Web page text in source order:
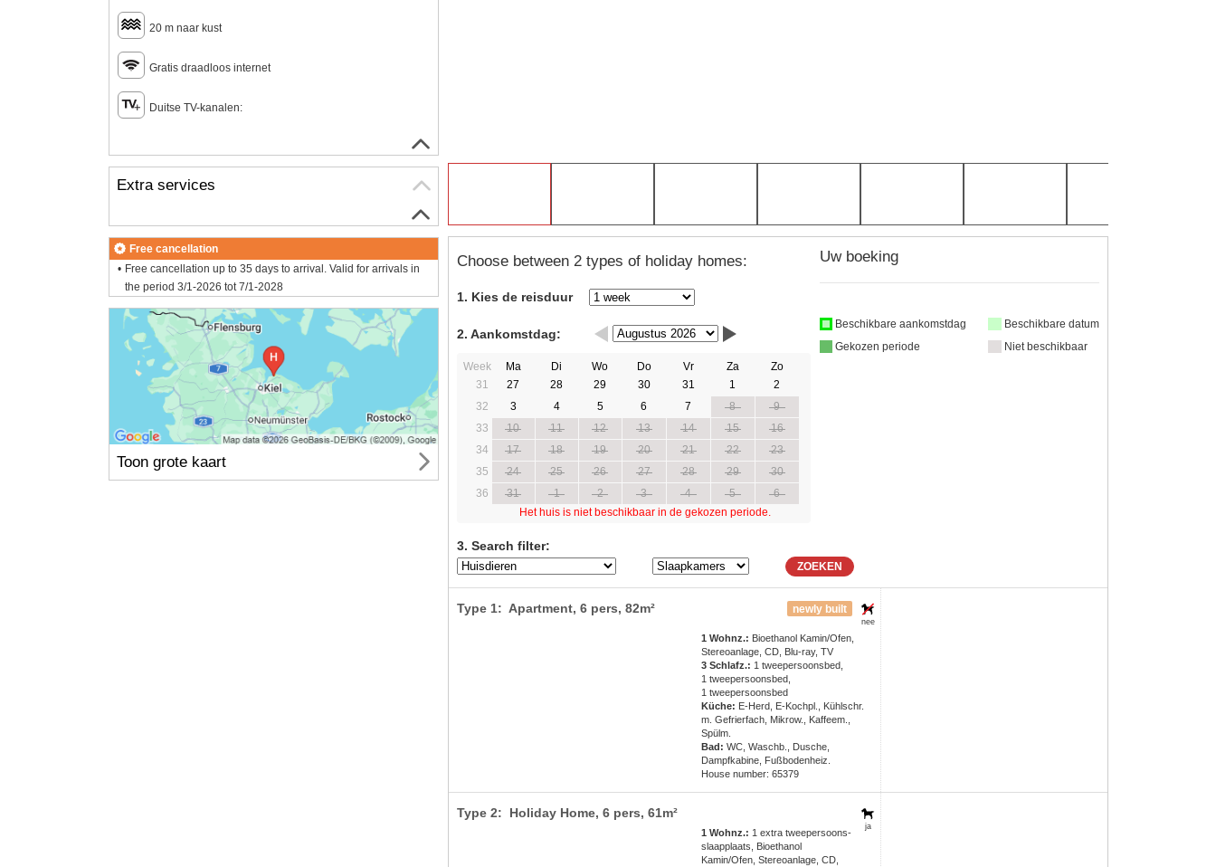
Choose between 2 types of holiday homes:
1. Kies de reisduur
2. Aankomstdag:
Week Ma Di Wo Do Vr Za
Zo
31
27 28 29 30 31 1
2
32
3 4 5 6 7 8
9
33
10 11 12 13 14 15
16
34
17 18 19 20 21 22
23
35
24 25 26 27 28 29
30
36
31 1 2 3 4 5
6
Het huis is niet beschikbaar in de gekozen periode.
Uw boeking
Beschikbare aankomstdag
Gekozen periode
Beschikbare datum
Niet beschikbaar
3. Search filter:
ZOEKEN
nee
Type 1: Apartment, 6 pers, 82m² newly built
1 Wohnz.: Bioethanol Kamin/Ofen,
Stereoanlage, CD, Blu-ray, TV
3 Schlafz.: 1 tweepersoonsbed,
1 tweepersoonsbed,
1 tweepersoonsbed
Küche: E-Herd, E-Kochpl., Kühlschr.
m. Gefrierfach, Mikrow., Kaffeem.,
Spülm.
Bad: WC, Waschb., Dusche,
Dampfkabine, Fußbodenheiz.
House number: 65379
ja
Type 2: Holiday Home, 6 pers, 61m²
1 Wohnz.: 1 extra tweepersoons-
slaapplaats, Bioethanol
Kamin/Ofen, Stereoanlage, CD,
20 m naar kust
Gratis draadloos internet
Duitse TV-kanalen:
Extra services
Free cancellation
Free cancellation up to 35 days to arrival. Valid for arrivals in
the period 3/1-2026 tot 7/1-2028
Toon grote kaart